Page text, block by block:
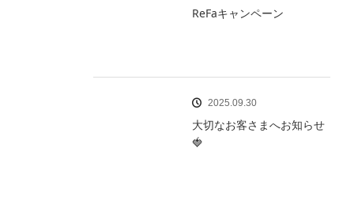
ReFaキャンペーン
2025.09.30
大切なお客さまへお知らせ
🍓